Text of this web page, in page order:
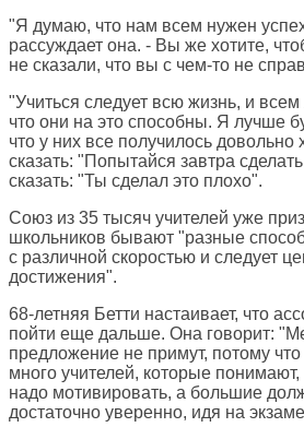
"Я думаю, что нам всем нужен
рассуждает она. - Вы же хотите,
не сказали, что вы с чем-то не
"Учиться следует всю жизнь, и
что они на это способны. Я лучше
что у них все получилось
сказать: "Попытайся завтра
сказать: "Ты сделал это плохо".
Союз из 35 тысяч учителей уже
школьников бывают "разные
с различной скоростью и следует
достижения".
68-летняя Бетти настаивает, что
пойти еще дальше. Она говорит:
предложение не примут, потому
много учителей, которые понимают,
надо мотивировать, а большие
достаточно уверенно, идя на